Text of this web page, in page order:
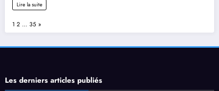
Lire la suite
Page:
1 2 … 35 Next
»
Les derniers articles publiés